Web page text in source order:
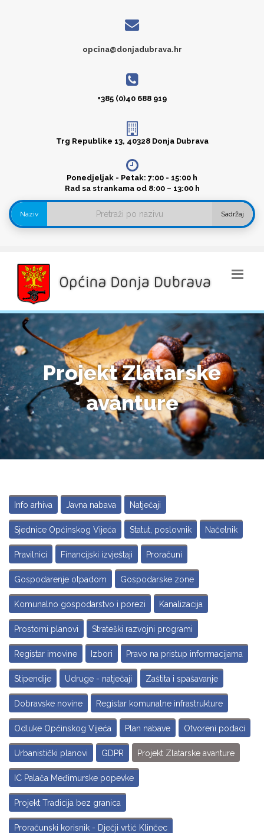
opcina@donjadubrava.hr
+385 (0)40 688 919
Trg Republike 13, 40328 Donja Dubrava
Ponedjeljak - Petak: 7:00 - 15:00 h
Rad sa strankama od 8:00 – 13:00 h
Naziv Sadržaj
Projekt Zlatarske
avanture
Info arhiva Javna nabava Natječaji
Sjednice Općinskog Vijeća Statut, poslovnik Načelnik
Pravilnici Financijski izvještaji Proračuni
Gospodarenje otpadom Gospodarske zone
Komunalno gospodarstvo i porezi Kanalizacija
Prostorni planovi Strateški razvojni programi
Registar imovine Izbori Pravo na pristup informacijama
Stipendije Udruge - natječaji Zaštita i spašavanje
Dobravske novine Registar komunalne infrastrukture
Odluke Općinskog Vijeća Plan nabave Otvoreni podaci
Urbanistički planovi GDPR Projekt Zlatarske avanture
IC Palača Međimurske popevke
Projekt Tradicija bez granica
Proračunski korisnik - Dječji vrtić Klinčec